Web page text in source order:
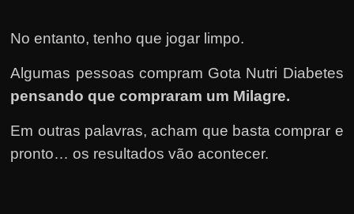
No entanto, tenho que jogar limpo.
Algumas pessoas compram Gota Nutri Diabetes
pensando que compraram um Milagre.
Em outras palavras, acham que basta comprar e
pronto… os resultados vão acontecer.